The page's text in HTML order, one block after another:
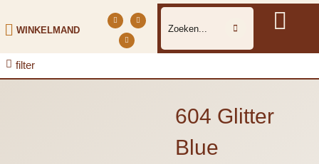
WINKELMAND
filter
604 Glitter
Blue